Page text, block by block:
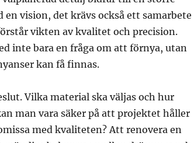
vision, det krävs också ett samarbete
vikten av kvalitet och precision.
inte bara en fråga om att förnya, utan
kan få finnas.
Vilka material ska väljas och hur
man vara säker på att projektet håller
med kvaliteten? Att renovera en